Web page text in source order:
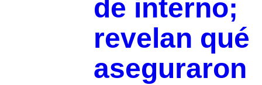
de interno;
revelan qué
aseguraron